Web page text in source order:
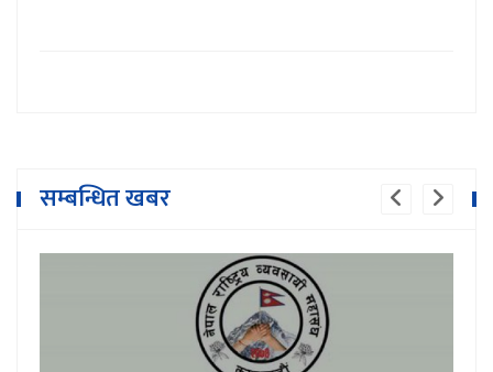
सम्बन्धित खबर